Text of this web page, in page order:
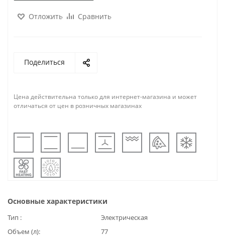
Отложить Сравнить
Поделиться
Цена действительна только для интернет-магазина и может
отличаться от цен в розничных магазинах
Основные характеристики
Тип
Электрическая
Объем (л)
77